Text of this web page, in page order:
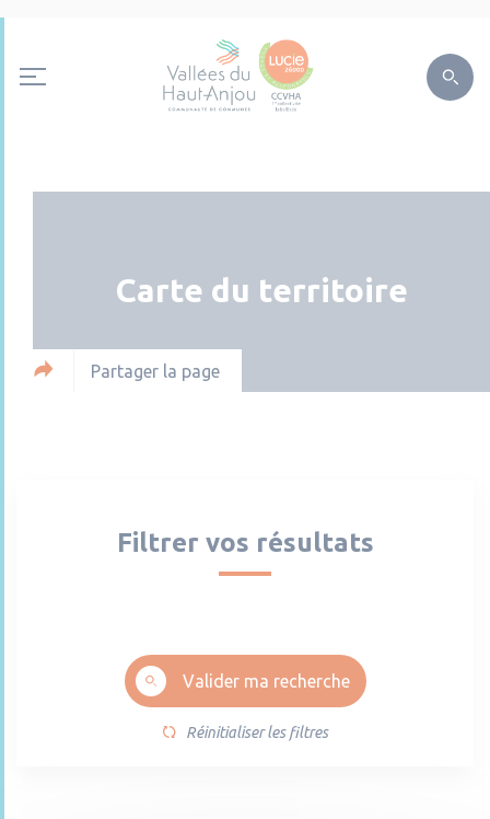
Carte du territoire
Partager la page
Filtrer vos résultats
Valider ma recherche
Réinitialiser les filtres